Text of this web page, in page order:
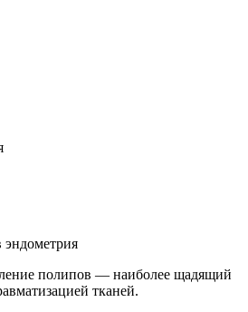
полипов — наиболее щадящий
тканей.